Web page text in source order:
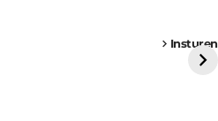
Insturen